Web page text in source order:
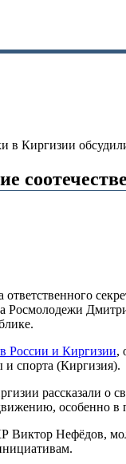
в Киргизии
Росмолодежи
России и Киргизии,
и спорта (Киргизия).
рассказали о
особенно
Виктор